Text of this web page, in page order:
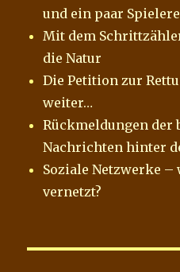
und ein paar
Mit dem
die Natur
Die Petition zur
weiter…
Rückmeldungen der
Nachrichten hinter
Soziale Netzwerke
vernetzt?